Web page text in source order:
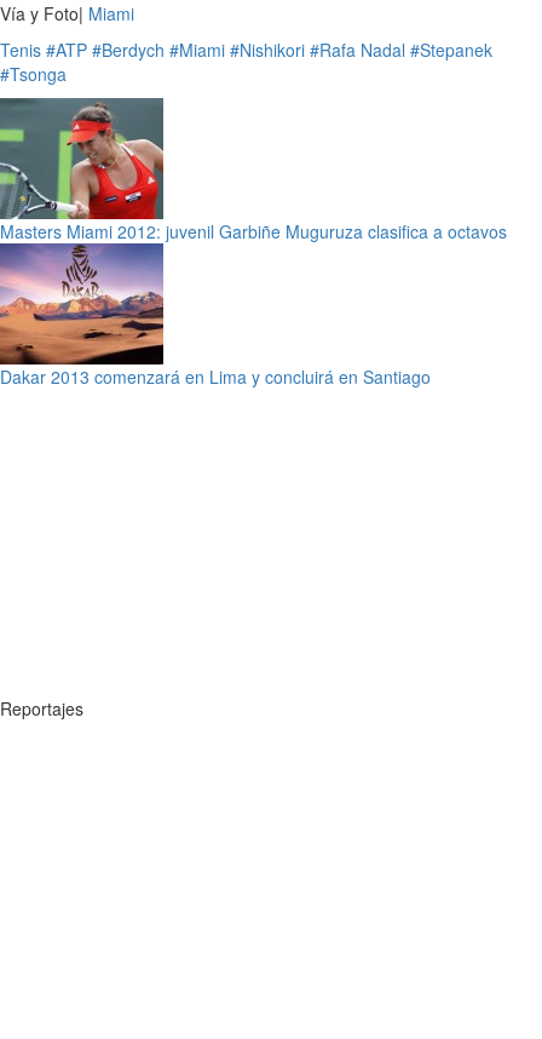
Vía y Foto| Miami
Tenis #ATP #Berdych #Miami #Nishikori #Rafa Nadal #Stepanek
#Tsonga
Masters Miami 2012: juvenil Garbiñe Muguruza clasifica a octavos
Dakar 2013 comenzará en Lima y concluirá en Santiago
Reportajes